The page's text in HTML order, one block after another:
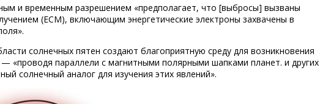
и временным разрешением «предполагает, что [выбросы] вызваны
(ECM), включающим энергетические электроны захвачены в
солнечных пятен создают благоприятную среду для возникновения
«проводя параллели с магнитными полярными шапками планет. и других
солнечный аналог для изучения этих явлений».